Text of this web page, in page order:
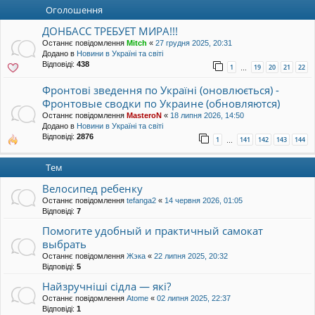
Оголошення
ДОНБАСС ТРЕБУЕТ МИРА!!!
Останнє повідомлення Mitch « 27 грудня 2025, 20:31
Додано в Новини в Україні та світі
Відповіді: 438 1 … 19 20 21 22
Фронтові зведення по Україні (оновлюється) -
Фронтовые сводки по Украине (обновляются)
Останнє повідомлення MasteroN « 18 липня 2026, 14:50
Додано в Новини в Україні та світі
Відповіді: 2876 1 … 141 142 143 144
Тем
Велосипед ребенку
Останнє повідомлення tefanga2 « 14 червня 2026, 01:05
Відповіді: 7
Помогите удобный и практичный самокат
выбрать
Останнє повідомлення Жэка « 22 липня 2025, 20:32
Відповіді: 5
Найзручніші сідла — які?
Останнє повідомлення Atome « 02 липня 2025, 22:37
Відповіді: 1